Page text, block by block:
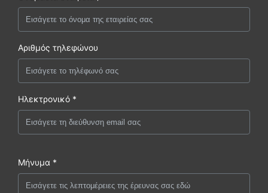
Αριθμός τηλεφώνου
Ηλεκτρονικό *
Μήνυμα *